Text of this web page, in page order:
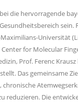
die hervorragende
sein.
Universität
Center for Molecular
Prof. Ferenc
Das gemeinsame
chronische
reduzieren. Die